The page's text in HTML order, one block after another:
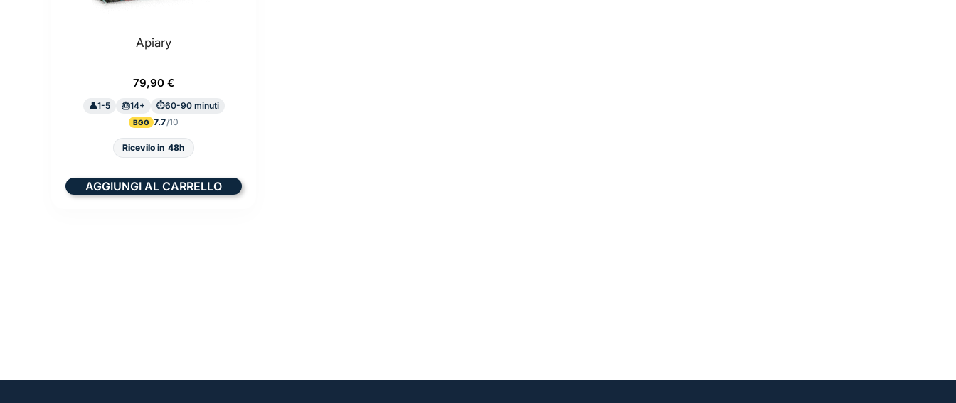
Apiary
79,90 €
1-5 14+ 60-90 minuti
BGG 7.7
Ricevilo in 48h
AGGIUNGI AL CARRELLO